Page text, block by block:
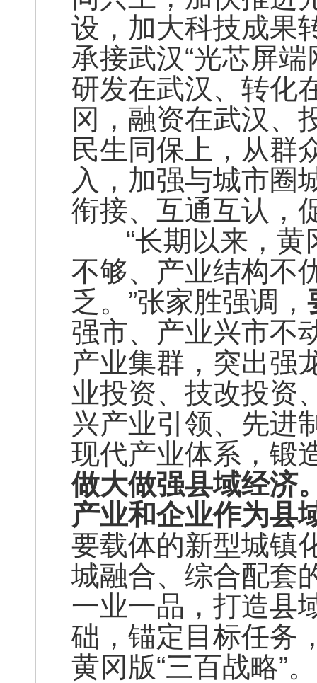
设，加大科技成果
承接武汉“光芯屏
研发在武汉、转化
冈，融资在武汉、
民生同保上，从群
入，加强与城市圈
衔接、互通互认，
“长期以来，黄
不够、产业结构不
乏。”张家胜强调，
强市、产业兴市不
产业集群，突出强
业投资、技改投资
兴产业引领、先进
现代产业体系，锻
做大做强县域经济
产业和企业作为县
要载体的新型城镇
城融合、综合配套
一业一品，打造县
础，锚定目标任务
黄冈版“三百战略”。